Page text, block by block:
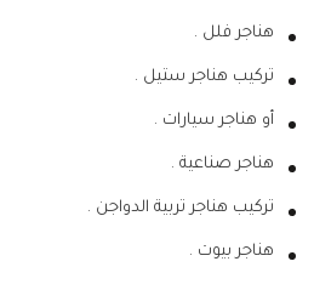
هناجر فلل .
تركيب هناجر ستيل .
أو هناجر سيارات .
هناجر صناعية .
تركيب هناجر تربية الدواجن .
هناجر بيوت .